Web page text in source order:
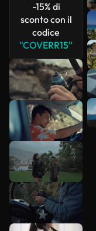
-15% di
sconto con il
codice
"COVERR15"